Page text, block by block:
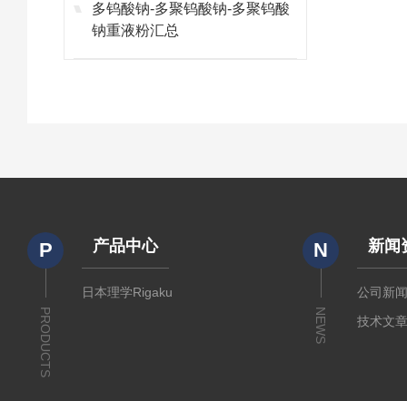
多钨酸钠-多聚钨酸钠-多聚钨酸
钠重液粉汇总
P
PRODUCTS
产品中心
日本理学Rigaku
N
NEWS
新闻
公司新
技术文